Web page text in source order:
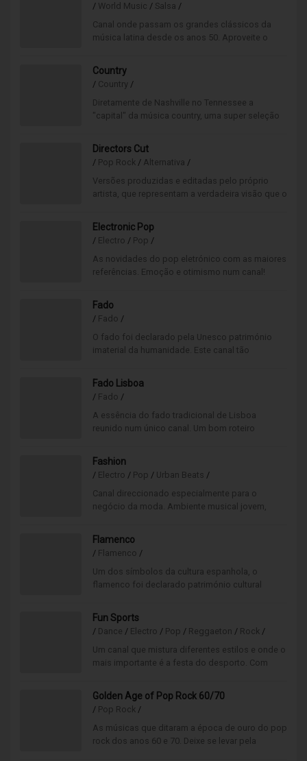
/ World Music / Salsa /
Canal onde passam os grandes clássicos da
música latina desde os anos 50. Aproveite o
Country
/ Country /
Diretamente de Nashville no Tennessee a
"capital" da música country, uma super seleção
estilo musical.
Directors Cut
/ Pop Rock / Alternativa /
Versões produzidas e editadas pelo próprio
artista, que representam a verdadeira visão que o
visão de sua editora.
Electronic Pop
/ Electro / Pop /
As novidades do pop eletrónico com as maiores
referências. Emoção e otimismo num canal!
Fado
/ Fado /
O fado foi declarado pela Unesco património
imaterial da humanidade. Este canal tão
orgulho.
Fado Lisboa
/ Fado /
A essência do fado tradicional de Lisboa
reunido num único canal. Um bom roteiro
Madragoa, Sé ou Bairro Alto.
Fashion
/ Electro / Pop / Urban Beats /
Canal direccionado especialmente para o
negócio da moda. Ambiente musical jovem,
electro, urban beats.
Flamenco
/ Flamenco /
Um dos símbolos da cultura espanhola, o
flamenco foi declarado património cultural
riqueza de várias fusões.
Fun Sports
/ Dance / Electro / Pop / Reggaeton / Rock /
Um canal que mistura diferentes estilos e onde o
mais importante é a festa do desporto. Com
e tempos livres, este é o canal que o fará vibrar
ao ritmo do desporto!
Golden Age of Pop Rock 60/70
/ Pop Rock /
As músicas que ditaram a época de ouro do pop
rock dos anos 60 e 70. Deixe se levar pela